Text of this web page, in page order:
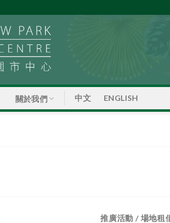
關於我們 中文 ENGLISH
推廣活動 / 場地租